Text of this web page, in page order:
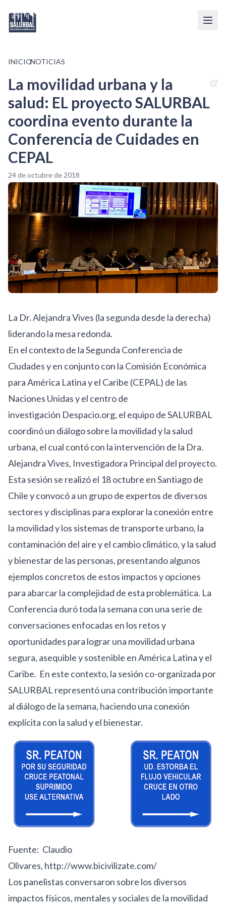
INICIO/NOTICIAS
La movilidad urbana y la
salud: EL proyecto SALURBAL
coordina evento durante la
Conferencia de Cuidades en
CEPAL
24 de octubre de 2018
La Dr. Alejandra Vives (la segunda desde la derecha)
liderando la mesa redonda.
En el contexto de la Segunda Conferencia de
Ciudadesy en conjunto con la Comisión Económica
para América Latina y el Caribe (CEPAL) de las
Naciones Unidas y el centro de
investigación Despacio.org, el equipo de SALURBAL
coordinó un diálogo sobre la movilidad y la salud
urbana, el cual contó con la intervención de la Dra.
Alejandra Vives, Investigadora Principal del proyecto.
Esta sesión se realizó el 18 octubre en Santiago de
Chile y convocó a un grupo de expertos de diversos
sectores y disciplinas para explorar la conexión entre
la movilidad y los sistemas de transporte urbano, la
contaminación del aire y el cambio climático, y la salud
y bienestar de las personas, presentando algunos
ejemplos concretos de estos impactos y opciones
para abarcar la complejidad de esta problemática. La
Conferencia duró toda la semana con una serie de
conversaciones enfocadas en los retos y
oportunidades para lograr una movilidad urbana
segura, asequible y sostenible en América Latina y el
Caribe. En este contexto, la sesión co-organizada por
SALURBAL representó una contribución importante
al diálogo de la semana, haciendo una conexión
explícita con la salud y el bienestar.
Fuente: Claudio
Olivares, http://www.bicivilizate.com/
Los panelistas conversaron sobre los diversos
impactos físicos, mentales y sociales de la movilidad